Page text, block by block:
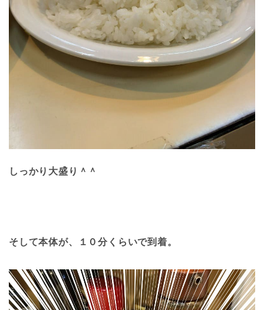
しっかり大盛り＾＾
そして本体が、１０分くらいで到着。